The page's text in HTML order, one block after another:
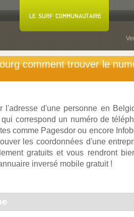
comment trouver le
l'adresse d'une personne en
correspond un numéro de
comme Pagesdor ou encore
les coordonnées d'une
gratuits et vous rendront
inversé mobile gratuit !